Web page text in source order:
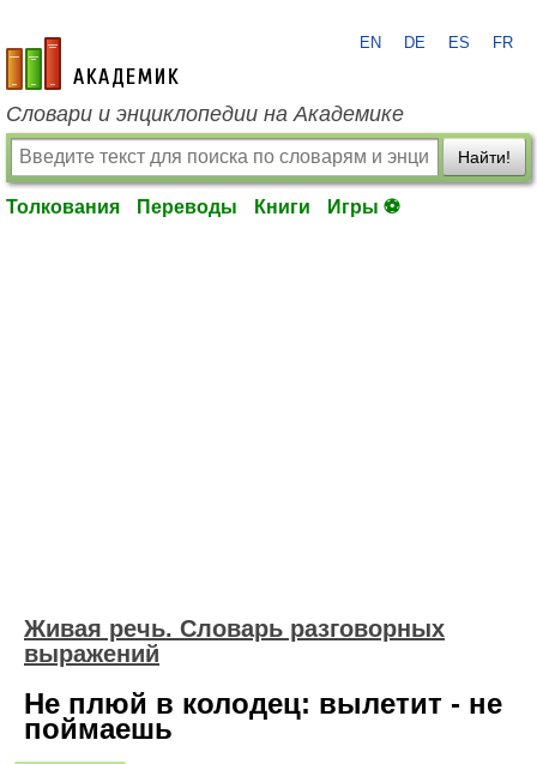
academic.ru
EN DE ES FR
Словари и энциклопедии на Академике
Найти!
Толкования Переводы Книги Игры ⚽
Живая речь. Словарь разговорных
выражений
Не плюй в колодец: вылетит - не
поймаешь